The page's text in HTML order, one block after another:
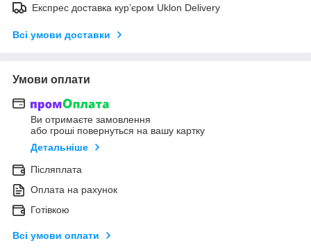
Експрес доставка кур’єром Uklon Delivery
Всі умови доставки
Умови оплати
Ви отримаєте замовлення
або гроші повернуться на вашу картку
Детальніше
Післяплата
Оплата на рахунок
Готівкою
Всі умови оплати